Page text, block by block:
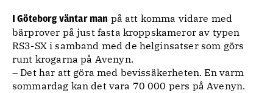
I Göteborg väntar man på att komma vidare med
bärprover på just fasta kroppskameror av typen
RS3-SX i samband med de helginsatser som görs
runt krogarna på Avenyn.
– Det har att göra med bevissäkerheten. En varm
sommardag kan det vara 70 000 pers på Avenyn.